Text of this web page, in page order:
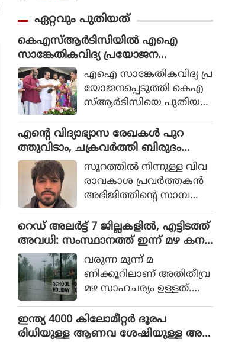
വികസിക്കുന്നുവെന്ന് ഉറ
പ്പാക്കുക എന്ന പ്രഖ്യാപിത
ലക്ഷ്യത്തോടെയാണ് ഇ
തിന്റെ ആരംഭം. ചടങ്ങില്‍
യുഎന്‍ സെക്രട്ടറി ജനറല്‍
അന്റോണിയോ ഗുട്ടെറസ്
പങ്കെടുത്തു.
ഏറ്റവും പുതിയത്
കെഎസ്ആര്‍ടിസിയില്‍ എഐ
സാങ്കേതികവിദ്യ പ്രയോജന
പ്പെടുത്തും: മന്ത്രി സി പി ജോണ്‍
എഐ സാങ്കേതികവിദ്യ പ്ര
യോജനപ്പെടുത്തി കെഎ
സ്ആര്‍ടിസിയെ പുതിയ
യാണെന്ന് ഗതാഗത വ
കുപ്പ് മന്ത്രി സി.പി. ജോണ്‍
പറഞ്ഞു. സ്വാതന്ത്ര്യത്തിനു
മുമ്പ് തിരുവിതാംകൂര്‍ ആ
രംഭിച്ച കെഎസ്ആര്‍ടിസി
നിരവധി പ്രതിസന്ധികള്‍
നേരിട്ടിട്ടുണ്ട്.
എന്റെ വിദ്യാഭ്യാസ രേഖകള്‍ പുറ
ത്തുവിടാം, ചക്രവര്‍ത്തി ബിരുദം
കാണിക്കുമോ: പ്രധാനമന്ത്രിയെ
വെല്ലുവിളിച്ച് സിജെപി സ്ഥാപകന്‍
സൂറത്തില്‍ നിന്നുള്ള വിവ
രാവകാശ പ്രവര്‍ത്തകന്‍
അഭിജിത്തിന്റെ സാമ്പ
ന്വേഷിച്ച് പരാതിയുമായി
എത്തിയിരുന്നു.
റെഡ് അലര്‍ട്ട് 7 ജില്ലകളില്‍, എട്ടിടത്ത്
അവധി: സംസ്ഥാനത്ത് ഇന്ന് മഴ കന
ക്കും
വരുന്ന മൂന്ന് മ
ണിക്കൂറിലാണ് അതിതീവ്ര
മഴ സാഹചര്യം ഉള്ളത്.
ളില്‍ ഇന്ന് വിദ്യാഭ്യാസ
സ്ഥാപനങ്ങള്‍ക്ക് അവ
ഇന്ത്യ 4000 കിലോമീറ്റര്‍ ദൂരപ
രിധിയുള്ള ആണവ ശേഷിയുള്ള അ